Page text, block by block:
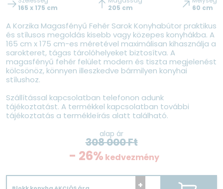
165 x 175 cm
205 cm
60 cm
A Korzika Magasfényű Fehér Sarok Konyhabútor praktikus
és stílusos megoldás kisebb vagy közepes konyhákba. A
165 cm x 175 cm-es méretével maximálisan kihasználja a
sarokteret, tágas tárolóhelyeket biztosítva. A
magasfényű fehér felület modern és tiszta megjelenést
kölcsönöz, könnyen illeszkedve bármilyen konyhai
stílushoz.
Szállítással kapcsolatban telefonon adunk
tájékoztatást. A termékkel kapcsolatban további
tájékoztatás a termékleírás alatt található.
alap ár
308 000Ft
- 26% kedvezmény
+